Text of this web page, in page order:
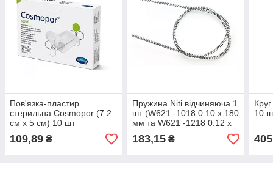
Пов'язка-пластир
стерильна Cosmopor (7.2
см x 5 см) 10 шт
109,89 ₴
Пружина Niti відчиняюча 1
шт (W621 -1018 0.10 x 180
мм та W621 -1218 0.12 x
180 мм)
183,15₴
10